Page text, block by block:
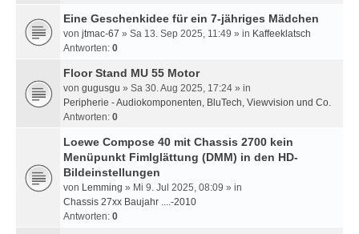
Eine Geschenkidee für ein 7-jähriges Mädchen
von jtmac-67 » Sa 13. Sep 2025, 11:49 » in Kaffeeklatsch
Antworten: 0
Floor Stand MU 55 Motor
von gugusgu » Sa 30. Aug 2025, 17:24 » in
Peripherie - Audiokomponenten, BluTech, Viewvision und Co.
Antworten: 0
Loewe Compose 40 mit Chassis 2700 kein
Menüpunkt Fimlglättung (DMM) in den HD-
Bildeinstellungen
von Lemming » Mi 9. Jul 2025, 08:09 » in
Chassis 27xx Baujahr ....-2010
Antworten: 0